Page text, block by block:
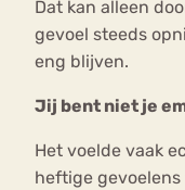
Dat kan alleen
gevoel steeds
eng blijven.
Jij bent niet je
Het voelde vaak
heftige gevoelens